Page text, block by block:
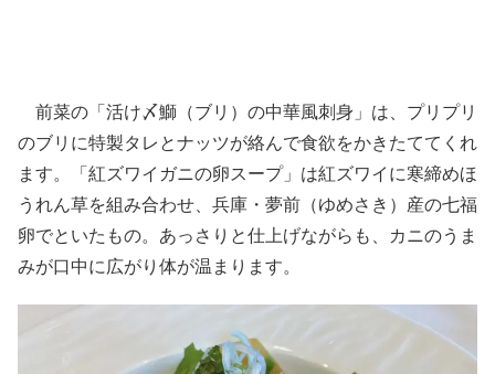
前菜の「活け〆鰤（ブリ）の中華風刺身」は、プリプリ
のブリに特製タレとナッツが絡んで食欲をかきたててくれ
ます。「紅ズワイガニの卵スープ」は紅ズワイに寒締めほ
うれん草を組み合わせ、兵庫・夢前（ゆめさき）産の七福
卵でといたもの。あっさりと仕上げながらも、カニのうま
みが口中に広がり体が温まります。